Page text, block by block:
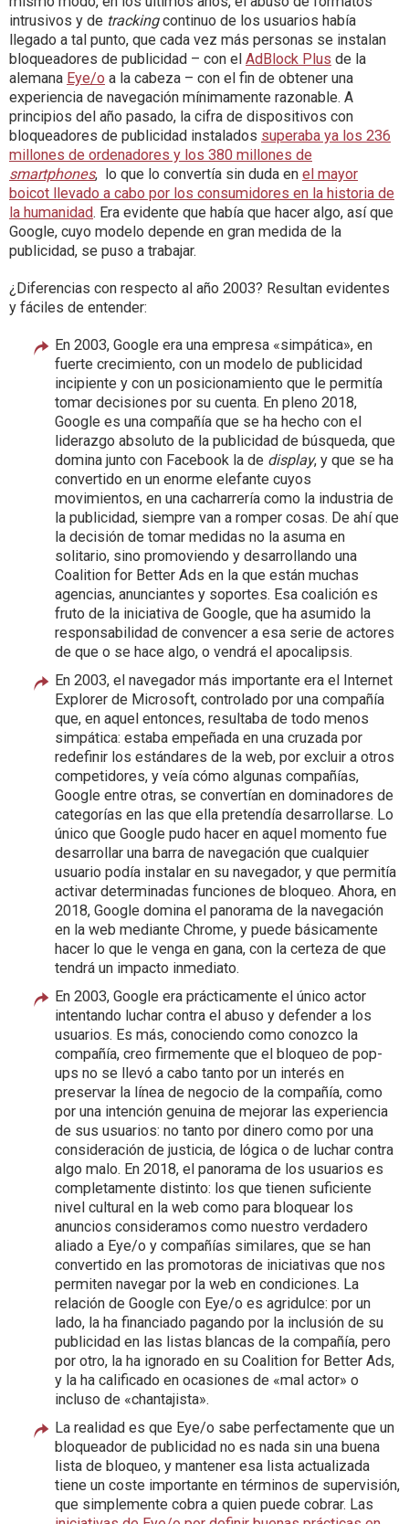
intrusivos y de trackingcontinuo de los usuarios había
llegado a tal punto, que cada vez más personas se instalan
bloqueadores de publicidad – con el AdBlock Plus de la
alemana Eye/o a la cabeza – con el fin de obtener una
experiencia de navegación mínimamente razonable. A
principios del año pasado, la cifra de dispositivos con
bloqueadores de publicidad instalados superaba ya los 236
millones de ordenadores y los 380 millones de
smartphones, lo que lo convertía sin duda en el mayor
boicot llevado a cabo por los consumidores en la historia de
la humanidad. Era evidente que había que hacer algo, así que
Google, cuyo modelo depende en gran medida de la
publicidad, se puso a trabajar.
¿Diferencias con respecto al año 2003? Resultan evidentes
y fáciles de entender:
En 2003, Google era una empresa «simpática», en
fuerte crecimiento, con un modelo de publicidad
incipiente y con un posicionamiento que le permitía
tomar decisiones por su cuenta. En pleno 2018,
Google es una compañía que se ha hecho con el
liderazgo absoluto de la publicidad de búsqueda, que
domina junto con Facebook la de display, y que se ha
convertido en un enorme elefante cuyos
movimientos, en una cacharrería como la industria de
la publicidad, siempre van a romper cosas. De ahí que
la decisión de tomar medidas no la asuma en
solitario, sino promoviendo y desarrollando una
Coalition for Better Ads en la que están muchas
agencias, anunciantes y soportes. Esa coalición es
fruto de la iniciativa de Google, que ha asumido la
responsabilidad de convencer a esa serie de actores
de que o se hace algo, o vendrá el apocalipsis.
En 2003, el navegador más importante era el Internet
Explorer de Microsoft, controlado por una compañía
que, en aquel entonces, resultaba de todo menos
simpática: estaba empeñada en una cruzada por
redefinir los estándares de la web, por excluir a otros
competidores, y veía cómo algunas compañías,
Google entre otras, se convertían en dominadores de
categorías en las que ella pretendía desarrollarse. Lo
único que Google pudo hacer en aquel momento fue
desarrollar una barra de navegación que cualquier
usuario podía instalar en su navegador, y que permitía
activar determinadas funciones de bloqueo. Ahora, en
2018, Google domina el panorama de la navegación
en la web mediante Chrome, y puede básicamente
hacer lo que le venga en gana, con la certeza de que
tendrá un impacto inmediato.
En 2003, Google era prácticamente el único actor
intentando luchar contra el abuso y defender a los
usuarios. Es más, conociendo como conozco la
compañía, creo firmemente que el bloqueo de pop-
ups no se llevó a cabo tanto por un interés en
preservar la línea de negocio de la compañía, como
por una intención genuina de mejorar las experiencia
de sus usuarios: no tanto por dinero como por una
consideración de justicia, de lógica o de luchar contra
algo malo. En 2018, el panorama de los usuarios es
completamente distinto: los que tienen suficiente
nivel cultural en la web como para bloquear los
anuncios consideramos como nuestro verdadero
aliado a Eye/o y compañías similares, que se han
convertido en las promotoras de iniciativas que nos
permiten navegar por la web en condiciones. La
relación de Google con Eye/o es agridulce: por un
lado, la ha financiado pagando por la inclusión de su
publicidad en las listas blancas de la compañía, pero
por otro, la ha ignorado en su Coalition for Better Ads,
y la ha calificado en ocasiones de «mal actor» o
incluso de «chantajista».
La realidad es que Eye/o sabe perfectamente que un
bloqueador de publicidad no es nada sin una buena
lista de bloqueo, y mantener esa lista actualizada
tiene un coste importante en términos de supervisión,
que simplemente cobra a quien puede cobrar. Las